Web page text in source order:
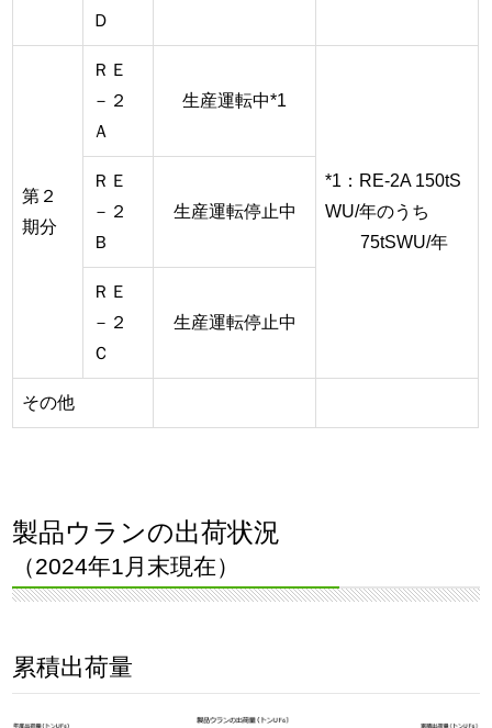
Ｄ
第２
期分
ＲＥ
－２
Ａ
生産運転中*1
*1：RE-2A 150tS
WU/年のうち
75tSWU/年
ＲＥ
－２
Ｂ
生産運転停止中
ＲＥ
－２
Ｃ
生産運転停止中
その他
製品ウランの出荷状況
（2024年1月末現在）
累積出荷量